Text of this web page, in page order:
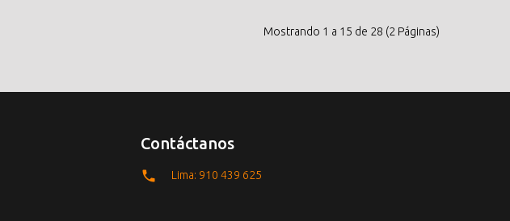
Mostrando 1 a 15 de 28 (2 Páginas)
Contáctanos
Lima: 910 439 625